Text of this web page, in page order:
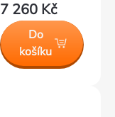
7 260 Kč
Do
košíku